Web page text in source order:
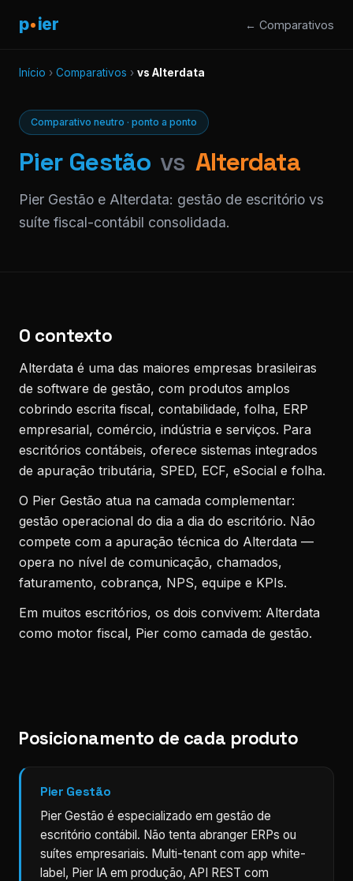
p ier ← Comparativos
Início › Comparativos › vs Alterdata
Comparativo neutro · ponto a ponto
Pier Gestão vs Alterdata
Pier Gestão e Alterdata: gestão de escritório vs
suíte fiscal-contábil consolidada.
O contexto
Alterdata é uma das maiores empresas brasileiras
de software de gestão, com produtos amplos
cobrindo escrita fiscal, contabilidade, folha, ERP
empresarial, comércio, indústria e serviços. Para
escritórios contábeis, oferece sistemas integrados
de apuração tributária, SPED, ECF, eSocial e folha.
O Pier Gestão atua na camada complementar:
gestão operacional do dia a dia do escritório. Não
compete com a apuração técnica do Alterdata —
opera no nível de comunicação, chamados,
faturamento, cobrança, NPS, equipe e KPIs.
Em muitos escritórios, os dois convivem: Alterdata
como motor fiscal, Pier como camada de gestão.
Posicionamento de cada produto
Pier Gestão
Pier Gestão é especializado em gestão de
escritório contábil. Não tenta abranger ERPs ou
suítes empresariais. Multi-tenant com app white-
label, Pier IA em produção, API REST com